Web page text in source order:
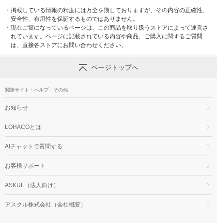
・ 掲載している情報の精度には万全を期しておりますが、その内容の正確性、
安全性、有用性を保証するものではありません。
・ 現在ご覧になっているページは、この商品を取り扱うストアによって運営さ
れています。ページに記載されている内容や商品、ご購入に関するご質問
は、直接各ストアにお問い合わせください。
ページトップへ
関連サイト・ヘルプ・その他
お知らせ
LOHACOとは
AIチャットで質問する
お客様サポート
ASKUL（法人向け）
アスクル株式会社（会社概要）